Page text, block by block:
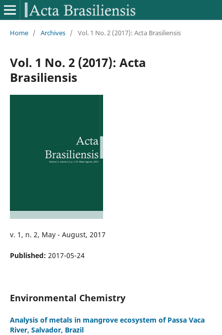
Home / Archives / Vol. 1 No. 2 (2017): Acta Brasiliensis
Vol. 1 No. 2 (2017): Acta
Brasiliensis
v. 1, n. 2, May - August, 2017
Published: 2017-05-24
Environmental Chemistry
Analysis of metals in mangrove ecosystem of Passa Vaca
River, Salvador, Brazil